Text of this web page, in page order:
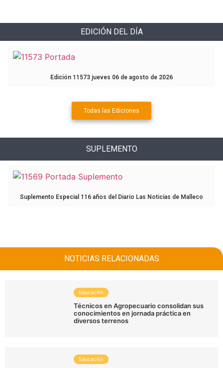
EDICIÓN DEL DÍA
Edición 11573 jueves 06 de agosto de 2026
Todas las Ediciones
SUPLEMENTO
Suplemento Especial 116 años del Diario Las Noticias de Malleco
NOTICIAS RELACIONADAS
Educación
Técnicos en Agropecuario consolidan sus
conocimientos en jornada práctica en
diversos terrenos
Educación